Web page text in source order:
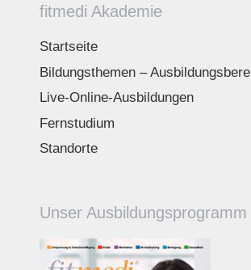
fitmedi Akademie
Startseite
Bildungsthemen –
Live-Online-Ausbildungen
Fernstudium
Standorte
Unser Ausbildungsprogramm